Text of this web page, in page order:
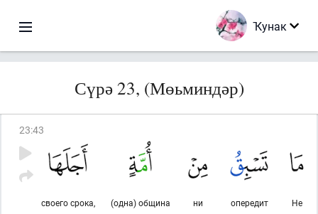
Ҡунак
Сүрә 23, (Мөьминдәр)
23:43
Не
опередит
ни
(одна) община
своего срока,